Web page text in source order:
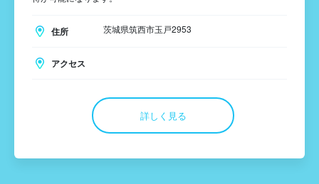
住所 茨城県筑西市玉戸2953
アクセス
詳しく見る